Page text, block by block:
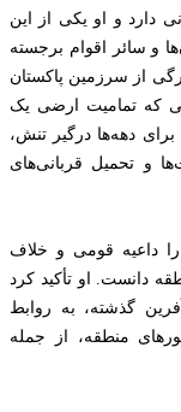
دارد و او یکی از این
و سائر اقوام برجسته
از سرزمین پاکستان
که تمامیت ارضی یک
دهه‌ها درگیر تنش،
و تحمیل قربانی‌های
داعیه قومی و خلاف
دانست. او تأکید کرد
گذشته، به روابط
منطقه، از جمله